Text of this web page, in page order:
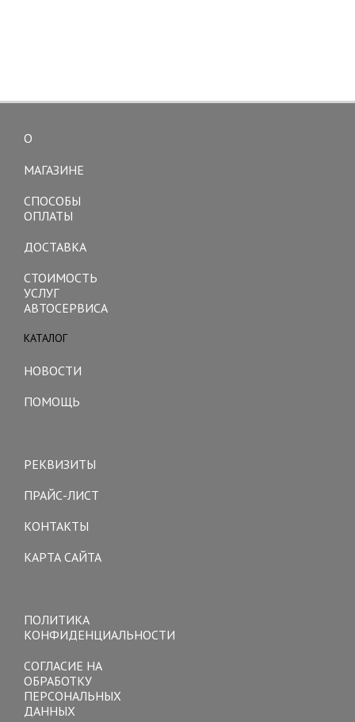
О
МАГАЗИНЕ
СПОСОБЫ
ОПЛАТЫ
ДОСТАВКА
СТОИМОСТЬ
УСЛУГ
АВТОСЕРВИСА
КАТАЛОГ
НОВОСТИ
ПОМОЩЬ
РЕКВИЗИТЫ
ПРАЙС-ЛИСТ
КОНТАКТЫ
КАРТА САЙТА
ПОЛИТИКА
КОНФИДЕНЦИАЛЬНОСТИ
СОГЛАСИЕ НА
ОБРАБОТКУ
ПЕРСОНАЛЬНЫХ
ДАННЫХ